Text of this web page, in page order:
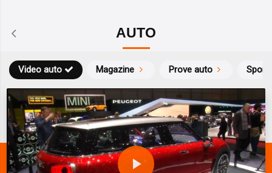
AUTO
Magazine Prove auto
Video auto Sport